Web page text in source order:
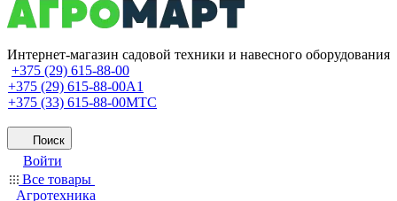
Интернет-магазин садовой техники и навесного оборудования
+375 (29) 615-88-00
+375 (29) 615-88-00A1
+375 (33) 615-88-00МТС
Поиск
Войти
Все товары
Агротехника